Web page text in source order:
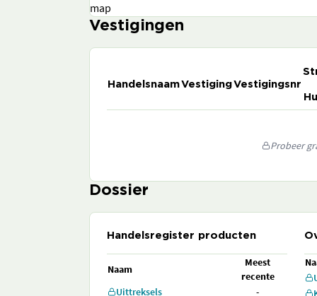
map
Vestigingen
HandelsnaamVestigingVestigingsnr
Probeer
Dossier
Handelsregister producten
Naam
Meest
recente
Uittreksels
-